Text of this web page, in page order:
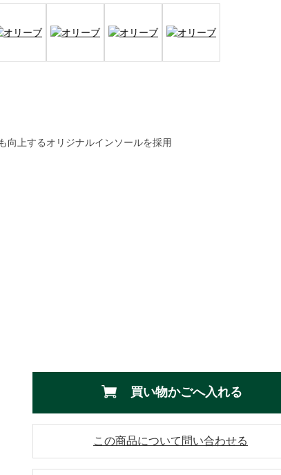
向上するオリジナルインソールを採用
買い物かごへ入れる
この商品について問い合わせる